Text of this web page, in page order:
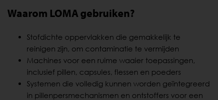
Waarom LOMA gebruiken?
Stofdichte oppervlakken die gemakkelijk te
reinigen zijn, om contaminatie te vermijden
Machines voor een ruime waaier toepassingen,
inclusief pillen, capsules, flessen en poeders
Systemen die volledig kunnen worden geïntegreerd
in pillenpersmechanismen en ontstoffers voor een